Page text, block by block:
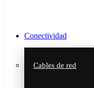
Conectividad
Cables de red